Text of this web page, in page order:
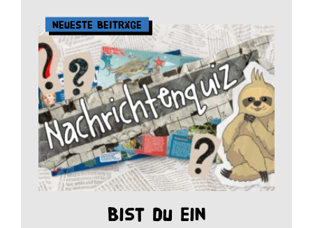
Neueste Beiträge
Bist du ein